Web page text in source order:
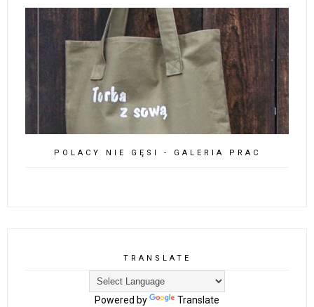
POLACY NIE GĘSI - GALERIA PRAC
TRANSLATE
Powered by Translate